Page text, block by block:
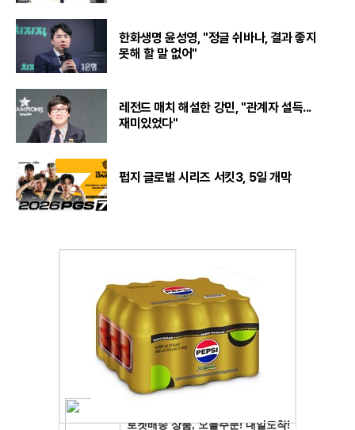
한화생명 윤성영, "정글 쉬바나, 결과 좋지
못해 할 말 없어"
레전드 매치 해설한 강민, "관계자 설득...
재미있었다"
펍지 글로벌 시리즈 서킷3, 5일 개막